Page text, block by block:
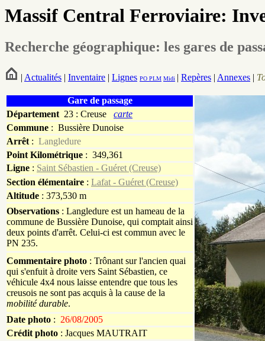
Massif Central Ferroviaire:
Recherche géographique: les gares de
| Actualités | Inventaire | Lignes PO PLM Midi | Repères | Annexes |
Gare de passage
Département 23 : Creuse carte
Commune : Bussière Dunoise
Arrêt : Langledure
Point Kilométrique : 349,361
Ligne : Saint Sébastien - Guéret (Creuse)
Section élémentaire : Lafat - Guéret (Creuse)
Altitude : 373,530 m
Observations : Langledure est un hameau de la
commune de Bussière Dunoise, qui comptait ainsi
deux points d'arrêt. Celui-ci est commun avec le
PN 235.
Commentaire photo : Trônant sur l'ancien quai
qui s'enfuit à droite vers Saint Sébastien, ce
véhicule 4x4 nous laisse entendre que tous les
creusois ne sont pas acquis à la cause de la
mobilité durable.
Date photo : 26/08/2005
Crédit photo : Jacques MAUTRAIT